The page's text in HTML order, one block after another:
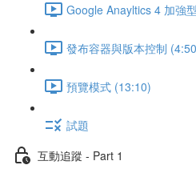
Google Anayltics 4 加強
發布容器與版本控制
預覽模式 (13:10)
試題
互動追蹤 - Part 1